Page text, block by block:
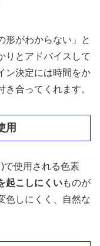
形がわからない」と
りとアドバイスして
ン決定には時間をか
合ってくれます。
用
で使用される色素
起こしにくいものが
色しにくく、自然な